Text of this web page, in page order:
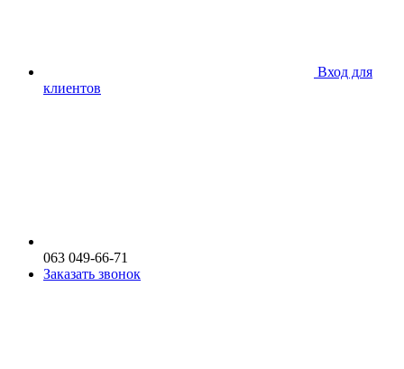
Вход для
клиентов
063 049-66-71
Заказать звонок